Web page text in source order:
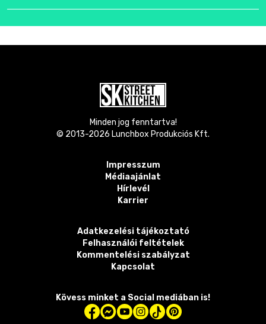
Minden jog fenntartva!
© 2013-2026 Lunchbox Produkciós Kft.
Impresszum
Médiaajánlat
Hírlevél
Karrier
Adatkezelési tájékoztató
Felhasználói feltételek
Kommentelési szabályzat
Kapcsolat
Kövess minket a Social mediában is!